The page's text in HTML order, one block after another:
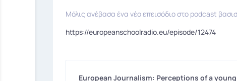
Μόλις ανέβασα ένα νέο επεισόδιο στο podcast
https://europeanschoolradio.eu/episode/12474
European Journalism: Perceptions of a